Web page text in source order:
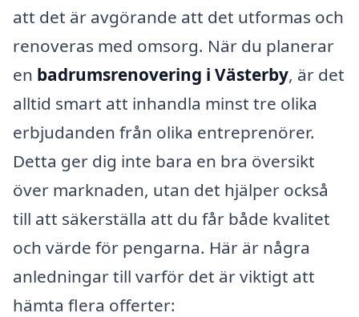
att det är avgörande att det utformas och
renoveras med omsorg. När du planerar
en badrumsrenovering i Västerby, är det
alltid smart att inhandla minst tre olika
erbjudanden från olika entreprenörer.
Detta ger dig inte bara en bra översikt
över marknaden, utan det hjälper också
till att säkerställa att du får både kvalitet
och värde för pengarna. Här är några
anledningar till varför det är viktigt att
hämta flera offerter: